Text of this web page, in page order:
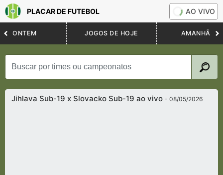
PLACAR DE FUTEBOL AO VIVO
ONTEM JOGOS DE HOJE AMANHÃ
Jihlava Sub-19 x Slovacko Sub-19 ao vivo- 08/05/2026